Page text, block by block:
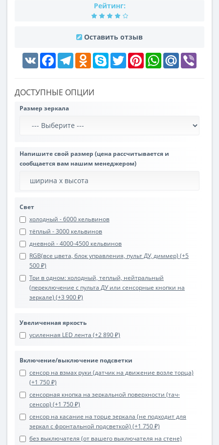
Рейтинг:
Оставить отзыв
VK FacebookTelegramOdnoklassniki
Skype Twitter PinterestWhatsAppMail.Ru
ДОСТУПНЫЕ ОПЦИИ
Размер зеркала
Напишите свой размер (цена рассчитывается и
сообщается вам нашим менеджером)
Свет
холодный - 6000 кельвинов
тёплый - 3000 кельвинов
дневной - 4000-4500 кельвинов
RGB(все цвета, блок управления, пульт ДУ, диммер) (+5
500 ₽)
Три в одном: холодный, теплый, нейтральный
(переключение с пульта ДУ или сенсорные кнопки на
зеркале) (+3 900 ₽)
Увеличенная яркость
усиленная LED лента (+2 890 ₽)
Включение/выключение подсветки
сенсор на взмах руки (датчик на движение возле торца)
(+1 750 ₽)
сенсорная кнопка на зеркальной поверхности (тач-
сенсор) (+1 750 ₽)
сенсор на касание на торце зеркала (не подходит для
зеркал с фронтальной подсветкой) (+1 750 ₽)
без выключателя (от вашего выключателя на стене)